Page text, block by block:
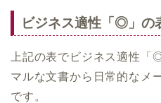
ビジネス適性「◎」の
上記の表でビジネス適性
マルな文書から日常的なメ
です。